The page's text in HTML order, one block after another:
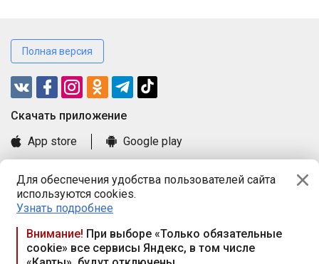
Для обеспечения удобства пользователей сайта
используются cookies.
Узнать подробнее
Внимание! При выборе «Только обязательные
cookie» все сервисы Яндекс, в том числе
Полная версия
Cкачать приложение
App store
Google play
Книга замечаний и предложений
Правила и документы
Praca.by © 2000—2026, ООО «ПРАЦА БАЙ»
Республика Беларусь, 220114, г. Минск, пр-т Независимости
117а, пом. № 9.